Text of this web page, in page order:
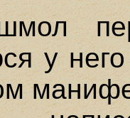
у него